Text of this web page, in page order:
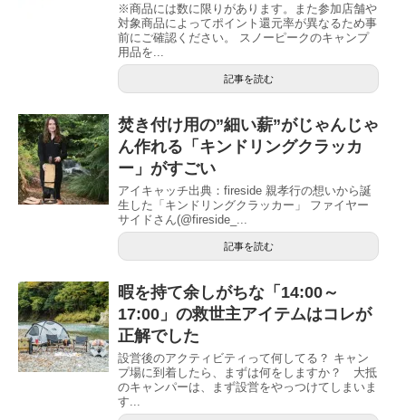
※商品には数に限りがあります。また参加店舗や
対象商品によってポイント還元率が異なるため事
前にご確認ください。 スノーピークのキャンプ
用品を...
記事を読む
焚き付け用の”細い薪”がじゃんじゃ
ん作れる「キンドリングクラッカ
ー」がすごい
アイキャッチ出典：fireside 親孝行の想いから誕
生した「キンドリングクラッカー」 ファイヤー
サイドさん(@fireside_...
記事を読む
暇を持て余しがちな「14:00～
17:00」の救世主アイテムはコレが
正解でした
設営後のアクティビティって何してる？ キャン
プ場に到着したら、まずは何をしますか？ 大抵
のキャンパーは、まず設営をやっつけてしまいま
す...